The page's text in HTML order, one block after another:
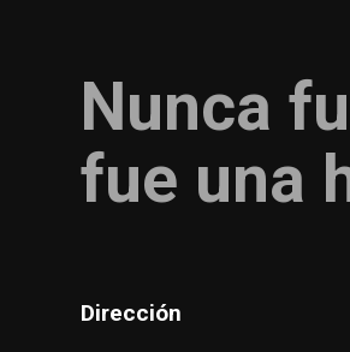
Nunca
fue una
Dirección